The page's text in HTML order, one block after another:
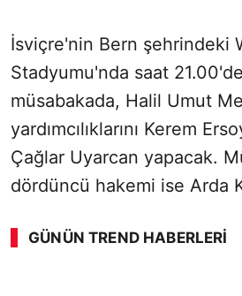
İsviçre'nin Bern şehrindeki
Stadyumu'nda saat
müsabakada, Halil Umut
yardımcılıklarını Kerem
Çağlar Uyarcan yapacak.
dördüncü hakemi ise Arda
GÜNÜN TREND HABERLERI
00:01 / 08:15